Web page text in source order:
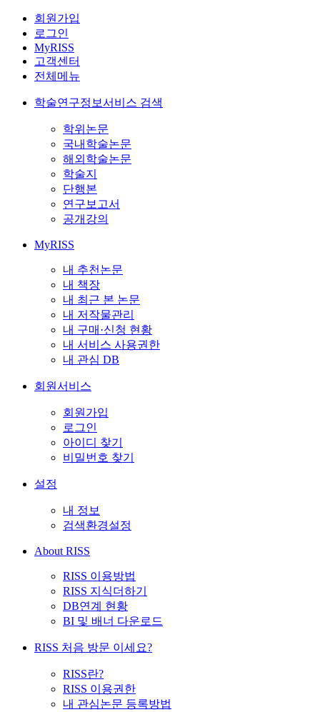
회원가입
로그인
MyRISS
고객센터
전체메뉴
학술연구정보서비스 검색
학위논문
국내학술논문
해외학술논문
학술지
단행본
연구보고서
공개강의
MyRISS
내 추천논문
내 책장
내 최근 본 논문
내 저작물관리
내 구매·신청 현황
내 서비스 사용권한
내 관심 DB
회원서비스
회원가입
로그인
아이디 찾기
비밀번호 찾기
설정
내 정보
검색환경설정
About RISS
RISS 이용방법
RISS 지식더하기
DB연계 현황
BI 및 배너 다운로드
RISS 처음 방문 이세요?
RISS란?
RISS 이용권한
내 관심논문 등록방법